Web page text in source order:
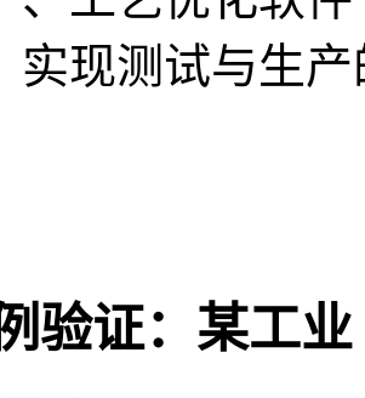
实现测试与生
验证：某工